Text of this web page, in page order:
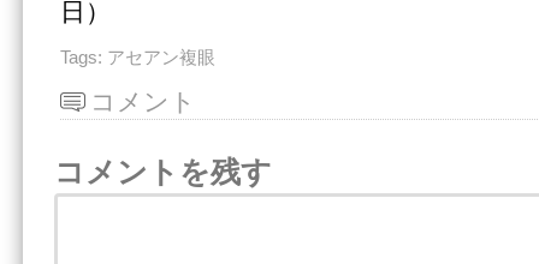
日）
Tags: アセアン複眼
コメント
コメントを残す